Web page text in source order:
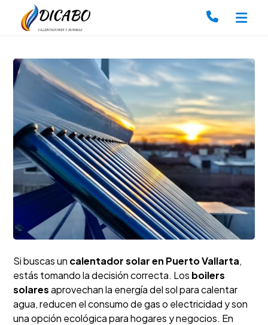
Si buscas un calentador solar en Puerto Vallarta,
estás tomando la decisión correcta. Los boilers
solaresaprovechan la energía del sol para calentar
agua, reducen el consumo de gas o electricidad y son
una opción ecológica para hogares y negocios. En